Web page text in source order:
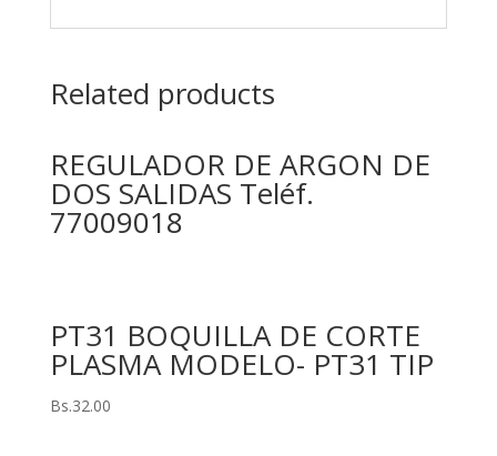
Related products
REGULADOR DE ARGON DE
DOS SALIDAS Teléf.
77009018
PT31 BOQUILLA DE CORTE
PLASMA MODELO- PT31 TIP
Bs.32.00